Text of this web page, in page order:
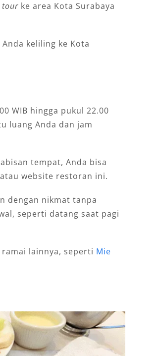
tourke area Kota Surabaya
keliling ke Kota
WIB hingga pukul 22.00
luang Anda dan jam
tempat, Anda bisa
website restoran ini.
dengan nikmat tanpa
seperti datang saat pagi
lainnya, seperti Mie